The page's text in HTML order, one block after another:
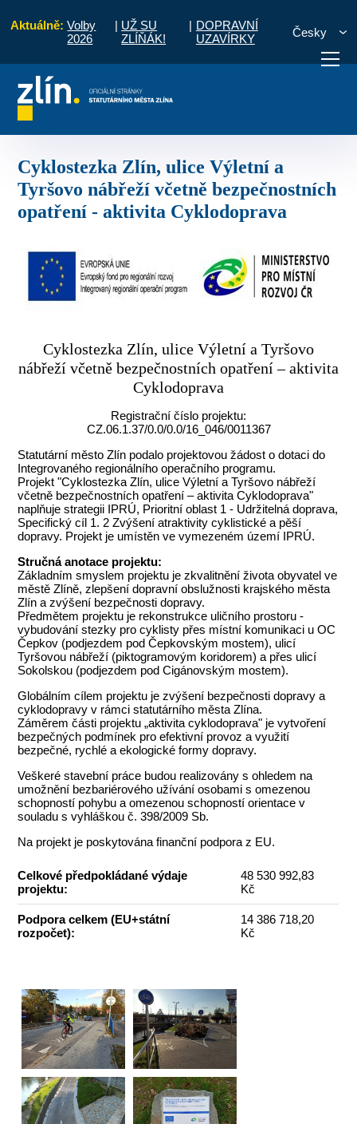
Aktuálně: Volby
2026
| UŽ SU
ZLÍŇÁK!
| DOPRAVNÍ
UZAVÍRKY
Česky
vyřídit Potřebuji zaplatit
Cyklostezka Zlín, ulice Výletní a
Tyršovo nábřeží včetně bezpečnostních
opatření - aktivita Cyklodoprava
Cyklostezka Zlín, ulice Výletní a Tyršovo
nábřeží včetně bezpečnostních opatření – aktivita
Cyklodoprava
Registrační číslo projektu:
CZ.06.1.37/0.0/0.0/16_046/0011367
Statutární město Zlín podalo projektovou žádost o dotaci do
Integrovaného regionálního operačního programu.
Projekt "Cyklostezka Zlín, ulice Výletní a Tyršovo nábřeží
včetně bezpečnostních opatření – aktivita Cyklodoprava"
naplňuje strategii IPRÚ, Prioritní oblast 1 - Udržitelná doprava,
Specifický cíl 1. 2 Zvýšení atraktivity cyklistické a pěší
dopravy. Projekt je umístěn ve vymezeném území IPRÚ.
Stručná anotace projektu:
Základním smyslem projektu je zkvalitnění života obyvatel ve
městě Zlíně, zlepšení dopravní obslužnosti krajského města
Zlín a zvýšení bezpečnosti dopravy.
Předmětem projektu je rekonstrukce uličního prostoru -
vybudování stezky pro cyklisty přes místní komunikaci u OC
Čepkov (podjezdem pod Čepkovským mostem), ulicí
Tyršovou nábřeží (piktogramovým koridorem) a přes ulicí
Sokolskou (podjezdem pod Cigánovským mostem).
Globálním cílem projektu je zvýšení bezpečnosti dopravy a
cyklodopravy v rámci statutárního města Zlína.
Záměrem části projektu „aktivita cyklodoprava" je vytvoření
bezpečných podmínek pro efektivní provoz a využití
bezpečné, rychlé a ekologické formy dopravy.
Veškeré stavební práce budou realizovány s ohledem na
umožnění bezbariérového užívání osobami s omezenou
schopností pohybu a omezenou schopností orientace v
souladu s vyhláškou č. 398/2009 Sb.
Na projekt je poskytována finanční podpora z EU.
Celkové předpokládané výdaje
projektu:
48 530 992,83
Kč
Podpora celkem (EU+státní
rozpočet):
14 386 718,20
Kč